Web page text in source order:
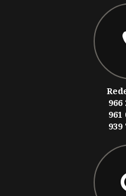
966
961
939